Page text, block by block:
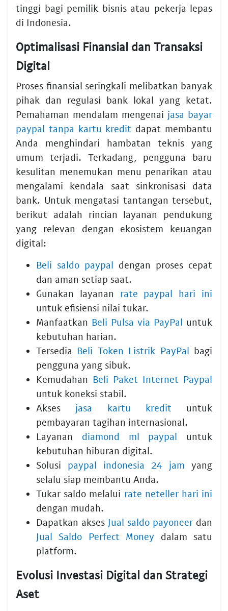
tinggi bagi pemilik bisnis atau pekerja lepas
di Indonesia.
Optimalisasi Finansial dan Transaksi
Digital
Proses finansial seringkali melibatkan banyak
pihak dan regulasi bank lokal yang ketat.
Pemahaman mendalam mengenai jasa bayar
paypal tanpa kartu kredit dapat membantu
Anda menghindari hambatan teknis yang
umum terjadi. Terkadang, pengguna baru
kesulitan menemukan menu penarikan atau
mengalami kendala saat sinkronisasi data
bank. Untuk mengatasi tantangan tersebut,
berikut adalah rincian layanan pendukung
yang relevan dengan ekosistem keuangan
digital:
Beli saldo paypal dengan proses cepat
dan aman setiap saat.
Gunakan layanan rate paypal hari ini
untuk efisiensi nilai tukar.
Manfaatkan Beli Pulsa via PayPal untuk
kebutuhan harian.
Tersedia Beli Token Listrik PayPal bagi
pengguna yang sibuk.
Kemudahan Beli Paket Internet Paypal
untuk koneksi stabil.
Akses jasa kartu kredit untuk
pembayaran tagihan internasional.
Layanan diamond ml paypal untuk
kebutuhan hiburan digital.
Solusi paypal indonesia 24 jam yang
selalu siap membantu Anda.
Tukar saldo melalui rate neteller hari ini
dengan mudah.
Dapatkan akses Jual saldo payoneer dan
Jual Saldo Perfect Money dalam satu
platform.
Evolusi Investasi Digital dan Strategi
Aset